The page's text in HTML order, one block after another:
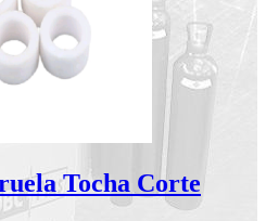
Tocha Corte